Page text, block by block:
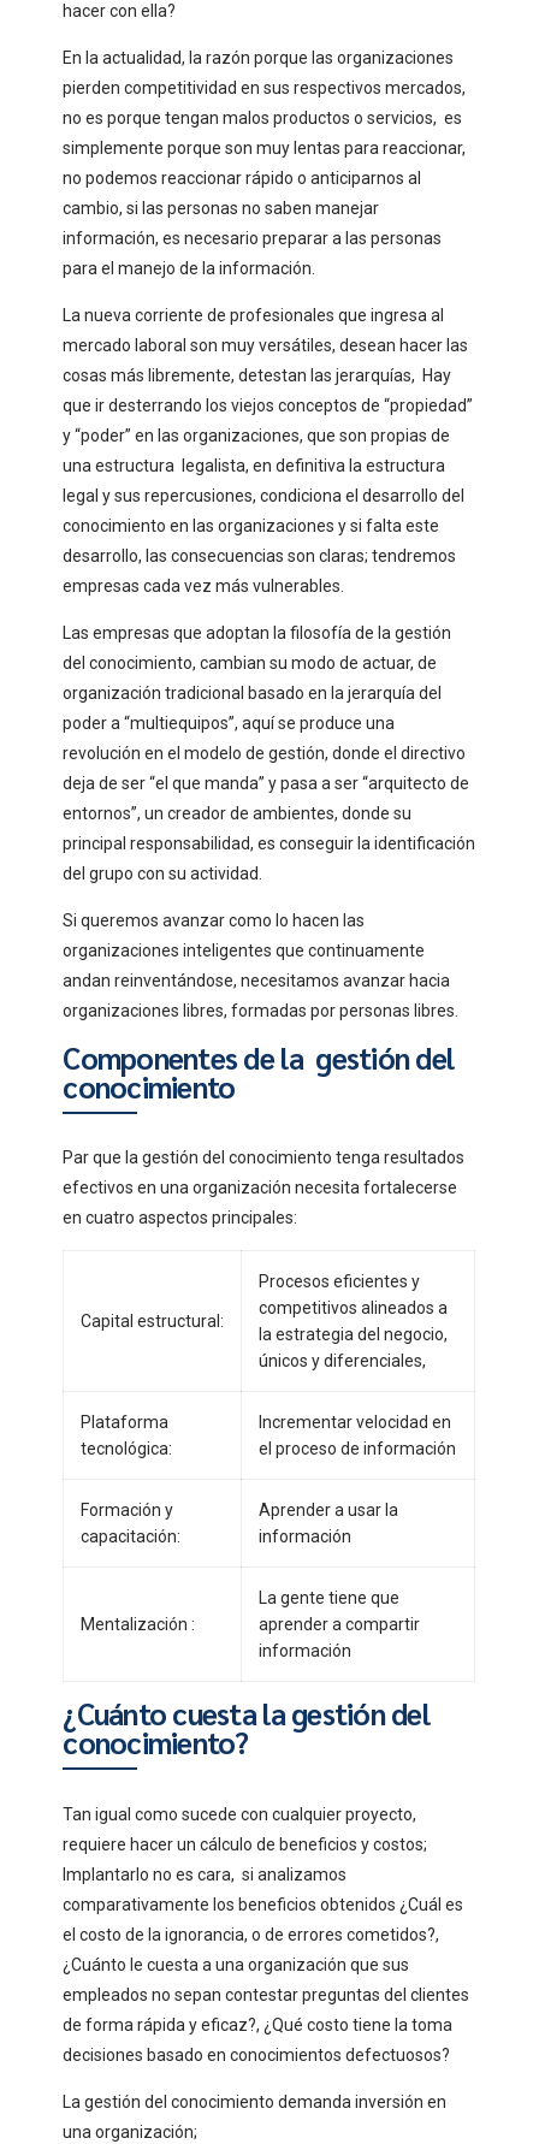
hacer con ella?
En la actualidad, la razón porque las organizaciones
pierden competitividad en sus respectivos mercados,
no es porque tengan malos productos o servicios, es
simplemente porque son muy lentas para reaccionar,
no podemos reaccionar rápido o anticiparnos al
cambio, si las personas no saben manejar
información, es necesario preparar a las personas
para el manejo de la información.
La nueva corriente de profesionales que ingresa al
mercado laboral son muy versátiles, desean hacer las
cosas más libremente, detestan las jerarquías, Hay
que ir desterrando los viejos conceptos de “propiedad”
y “poder” en las organizaciones, que son propias de
una estructura legalista, en definitiva la estructura
legal y sus repercusiones, condiciona el desarrollo del
conocimiento en las organizaciones y si falta este
desarrollo, las consecuencias son claras; tendremos
empresas cada vez más vulnerables.
Las empresas que adoptan la filosofía de la gestión
del conocimiento, cambian su modo de actuar, de
organización tradicional basado en la jerarquía del
poder a “multiequipos”, aquí se produce una
revolución en el modelo de gestión, donde el directivo
deja de ser “el que manda” y pasa a ser “arquitecto de
entornos”, un creador de ambientes, donde su
principal responsabilidad, es conseguir la identificación
del grupo con su actividad.
Si queremos avanzar como lo hacen las
organizaciones inteligentes que continuamente
andan reinventándose, necesitamos avanzar hacia
organizaciones libres, formadas por personas libres.
Componentes de la gestión del
conocimiento
Par que la gestión del conocimiento tenga resultados
efectivos en una organización necesita fortalecerse
en cuatro aspectos principales:
Capital estructural:
Procesos eficientes y
competitivos alineados a
la estrategia del negocio,
únicos y diferenciales,
Plataforma
tecnológica:
Incrementar velocidad en
el proceso de información
Formación y
capacitación:
Aprender a usar la
información
Mentalización :
La gente tiene que
aprender a compartir
información
¿Cuánto cuesta la gestión del
conocimiento?
Tan igual como sucede con cualquier proyecto,
requiere hacer un cálculo de beneficios y costos;
Implantarlo no es cara, si analizamos
comparativamente los beneficios obtenidos ¿Cuál es
el costo de la ignorancia, o de errores cometidos?,
¿Cuánto le cuesta a una organización que sus
empleados no sepan contestar preguntas del clientes
de forma rápida y eficaz?, ¿Qué costo tiene la toma
decisiones basado en conocimientos defectuosos?
La gestión del conocimiento demanda inversión en
una organización;